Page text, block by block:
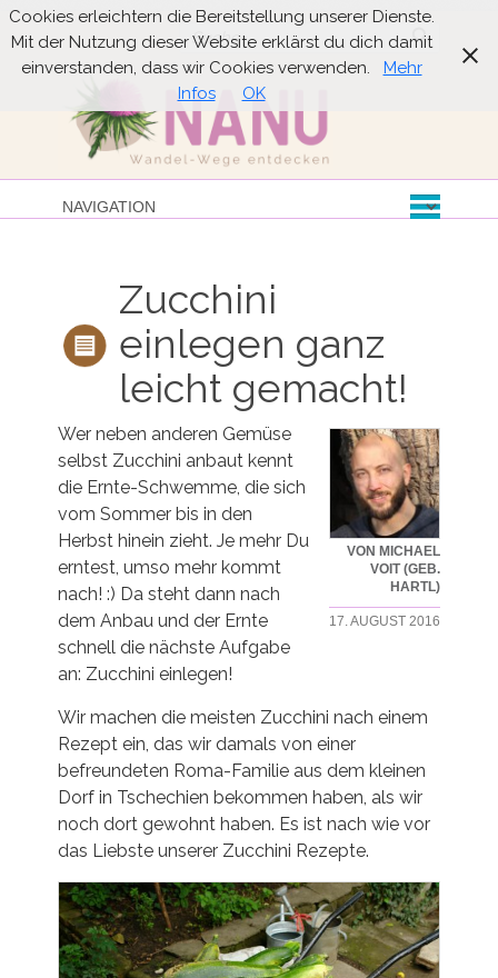
Suche
Zucchini
einlegen ganz
leicht gemacht!
VON MICHAEL
VOIT (GEB.
HARTL)
17. AUGUST 2016
Wer neben anderen Gemüse
selbst Zucchini anbaut kennt
die Ernte-Schwemme, die sich
vom Sommer bis in den
Herbst hinein zieht. Je mehr Du
erntest, umso mehr kommt
nach! :) Da steht dann nach
dem Anbau und der Ernte
schnell die nächste Aufgabe
an: Zucchini einlegen!
Wir machen die meisten Zucchini nach einem
Rezept ein, das wir damals von einer
befreundeten Roma-Familie aus dem kleinen
Dorf in Tschechien bekommen haben, als wir
noch dort gewohnt haben. Es ist nach wie vor
das Liebste unserer Zucchini Rezepte.
Cookies erleichtern die Bereitstellung unserer Dienste.
Mit der Nutzung dieser Website erklärst du dich damit
einverstanden, dass wir Cookies verwenden.
Mehr
Infos
OK